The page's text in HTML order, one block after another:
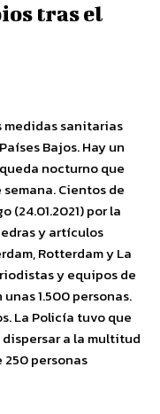
tras el
medidas sanitarias
Bajos. Hay un
nocturno que
Cientos de
(24.01.2021) por la
y artículos
Rotterdam y La
y equipos de
1.500 personas.
La Policía tuvo que
a la multitud
personas